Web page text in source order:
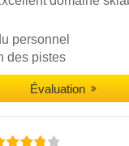
personnel
des pistes
Évaluation